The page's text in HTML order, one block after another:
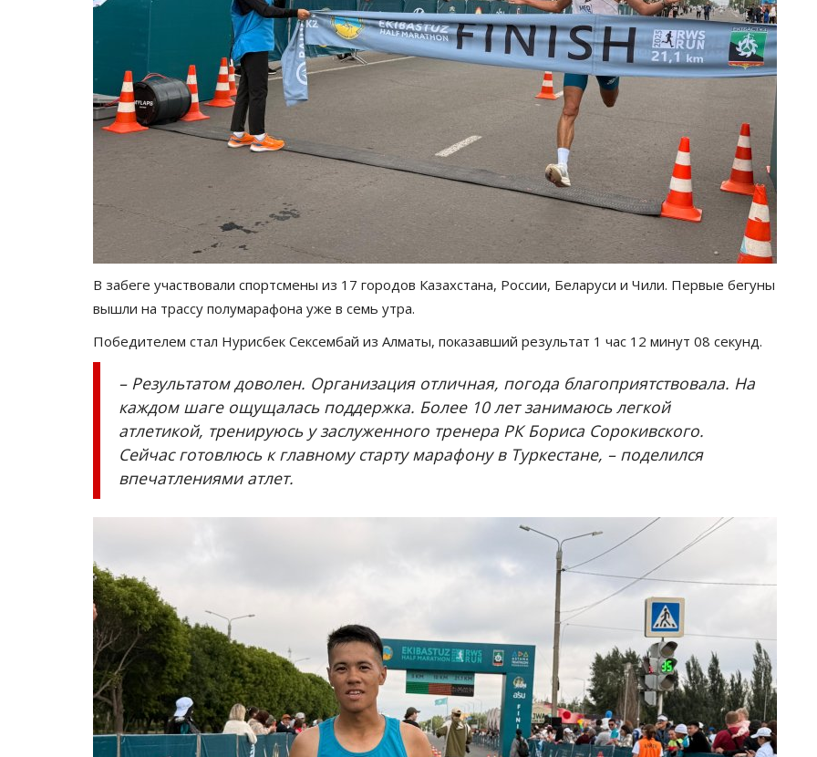
В забеге участвовали спортсмены из 17 городов Казахстана, России, Беларуси и Чили. Первые бегуны
вышли на трассу полумарафона уже в семь утра.
Победителем стал Нурисбек Сексембай из Алматы, показавший результат 1 час 12 минут 08 секунд.
– Результатом доволен. Организация отличная, погода благоприятствовала. На
каждом шаге ощущалась поддержка. Более 10 лет занимаюсь легкой
атлетикой, тренируюсь у заслуженного тренера РК Бориса Сорокивского.
Сейчас готовлюсь к главному старту марафону в Туркестане, – поделился
впечатлениями атлет.